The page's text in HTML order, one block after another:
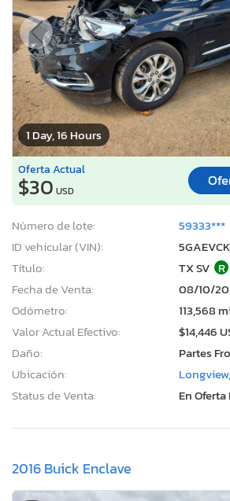
1 Day, 16 Hours
Oferta Actual
$30 USD
Número de lote:
59333***
ID vehicular (VIN):
Título:
TX SV R
Fecha de Venta:
08/10/
Odómetro:
113,568
Valor Actual Efectivo:
$14,446
Daño:
Partes
Ubicación:
Status de Venta:
En
2016 Buick Enclave